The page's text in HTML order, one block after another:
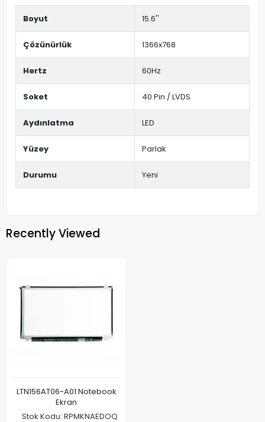
Boyut 15.6''
Çözünürlük 1366x768
Hertz 60Hz
Soket 40 Pin / LVDS
Aydınlatma LED
Yüzey Parlak
Durumu Yeni
Recently Viewed
LTN156AT06-A01 Notebook
Ekran
Stok Kodu: RPMKNAEDOQ